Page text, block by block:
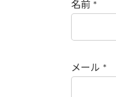
名前 *
メール *